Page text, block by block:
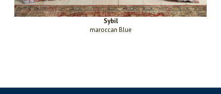
Sybil
maroccan Blue